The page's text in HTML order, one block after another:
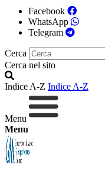
Facebook
WhatsApp
Telegram
Cerca
Cerca nel sito
Indice A-Z Indice A-Z
Menu
Menu